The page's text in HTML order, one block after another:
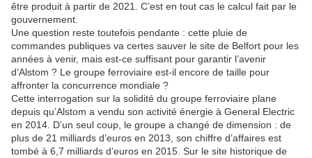
être produit à partir de 2021. C’est en tout cas le calcul fait par le
gouvernement.
Une question reste toutefois pendante : cette pluie de
commandes publiques va certes sauver le site de Belfort pour les
années à venir, mais est-ce suffisant pour garantir l’avenir
d’Alstom ? Le groupe ferroviaire est-il encore de taille pour
affronter la concurrence mondiale ?
Cette interrogation sur la solidité du groupe ferroviaire plane
depuis qu’Alstom a vendu son activité énergie à General Electric
en 2014. D’un seul coup, le groupe a changé de dimension : de
plus de 21 milliards d’euros en 2013, son chiffre d’affaires est
tombé à 6,7 milliards d’euros en 2015. Sur le site historique de